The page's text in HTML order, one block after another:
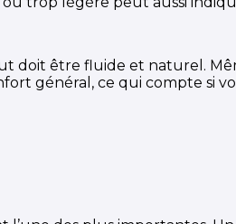
doit être fluide et naturel.
général, ce qui compte si